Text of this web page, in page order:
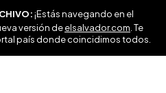
¡Estás navegando en el
versión deelsalvador.com . Te
país donde coincidimos todos.